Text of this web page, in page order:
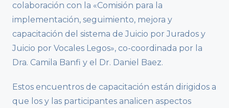
colaboración con la «Comisión para la
implementación, seguimiento, mejora y
capacitación del sistema de Juicio por Jurados y
Juicio por Vocales Legos», co-coordinada por la
Dra. Camila Banfi y el Dr. Daniel Baez.
Estos encuentros de capacitación están dirigidos a
que los y las participantes analicen aspectos